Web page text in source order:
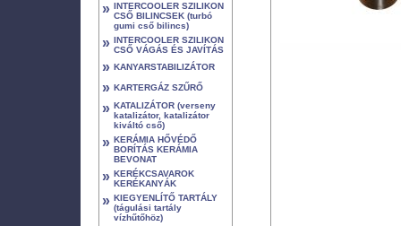
» INTERCOOLER SZILIKON
CSŐ BILINCSEK (turbó
gumi cső bilincs)
» INTERCOOLER SZILIKON
CSŐ VÁGÁS ÉS JAVÍTÁS
» KANYARSTABILIZÁTOR
» KARTERGÁZ SZŰRŐ
» KATALIZÁTOR (verseny
katalizátor, katalizátor
kiváltó cső)
» KERÁMIA HŐVÉDŐ
BORÍTÁS KERÁMIA
BEVONAT
» KERÉKCSAVAROK
KERÉKANYÁK
» KIEGYENLÍTŐ TARTÁLY
(tágulási tartály
vízhűtőhöz)